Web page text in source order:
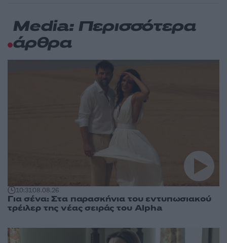
Media: Περισσότερα
άρθρα
10:3108.08.26
Για σένα: Στα παρασκήνια του εντυπωσιακού
τρέιλερ της νέας σειράς του Alpha